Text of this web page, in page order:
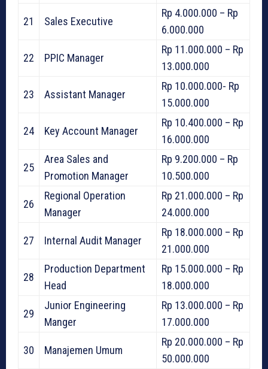
21 Sales Executive
Rp 4.000.000 – Rp
6.000.000
22 PPIC Manager
Rp 11.000.000 – Rp
13.000.000
23 Assistant Manager
Rp 10.000.000- Rp
15.000.000
24 Key Account Manager
Rp 10.400.000 – Rp
16.000.000
25
Area Sales and
Promotion Manager
Rp 9.200.000 – Rp
10.500.000
26
Regional Operation
Manager
Rp 21.000.000 – Rp
24.000.000
27 Internal Audit Manager
Rp 18.000.000 – Rp
21.000.000
28
Production Department
Head
Rp 15.000.000 – Rp
18.000.000
29
Junior Engineering
Manger
Rp 13.000.000 – Rp
17.000.000
30 Manajemen Umum
Rp 20.000.000 – Rp
50.000.000